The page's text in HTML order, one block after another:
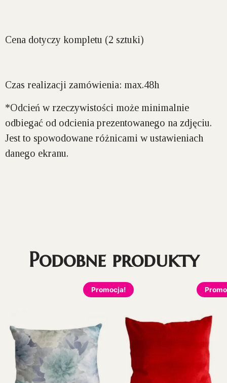
Cena dotyczy kompletu (2 sztuki)
Czas realizacji zamówienia: max.48h
*Odcień w rzeczywistości może minimalnie
odbiegać od odcienia prezentowanego na zdjęciu.
Jest to spowodowane różnicami w ustawieniach
danego ekranu.
Podobne produkty
Promocja!